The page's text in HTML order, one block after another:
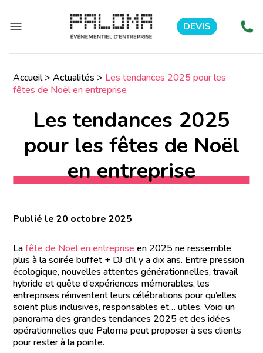
DEVIS
Accueil>Actualités > Les tendances 2025 pour les
fêtes de Noël en entreprise
Les tendances 2025
pour les fêtes de Noël
en entreprise
Publié le 20 octobre 2025
Lafête de Noël en entrepriseen 2025 ne ressemble
plus à la soirée buffet + DJ d’il y a dix ans. Entre pression
écologique, nouvelles attentes générationnelles, travail
hybride et quête d’expériences mémorables, les
entreprises réinventent leurs célébrations pour qu’elles
soient plus inclusives, responsables et… utiles. Voici un
panorama des grandes tendances 2025 et des idées
opérationnelles que Paloma peut proposer à ses clients
pour rester à la pointe.